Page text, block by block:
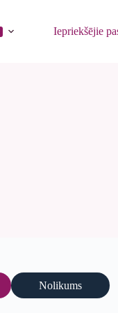
Iepriekšējie
Nolikums